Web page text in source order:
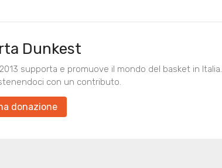
Dunkest
supporta e promuove il mondo del basket in Italia.
con un contributo.
donazione